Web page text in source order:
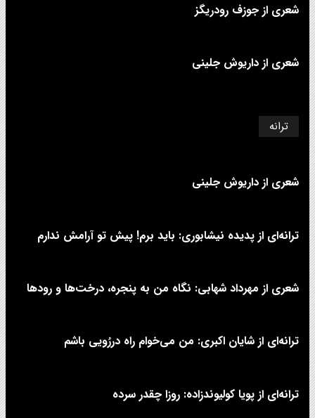
شعری از جوزف رودریگز
شعری از داریوش جلینی
ترانه
شعری از داریوش جلینی
ترانه‌ای از پدیده نیشابوری: باید برم! پیش تو آرامش ندارم
شعری از مهرداد شهابی: نگاه من به پنجره، درخت‌ها و رودها
ترانه‌ای از شایان اکبری: من می‌خوام راه دررُویی باشم
ترانه‌ای از پویا کولیوندزاده: روزا چقدر سرده